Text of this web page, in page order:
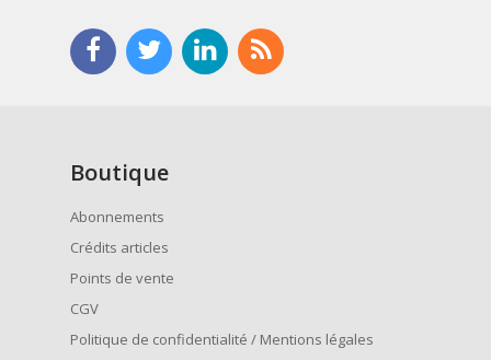
Boutique
Abonnements
Crédits articles
Points de vente
CGV
Politique de confidentialité / Mentions légales